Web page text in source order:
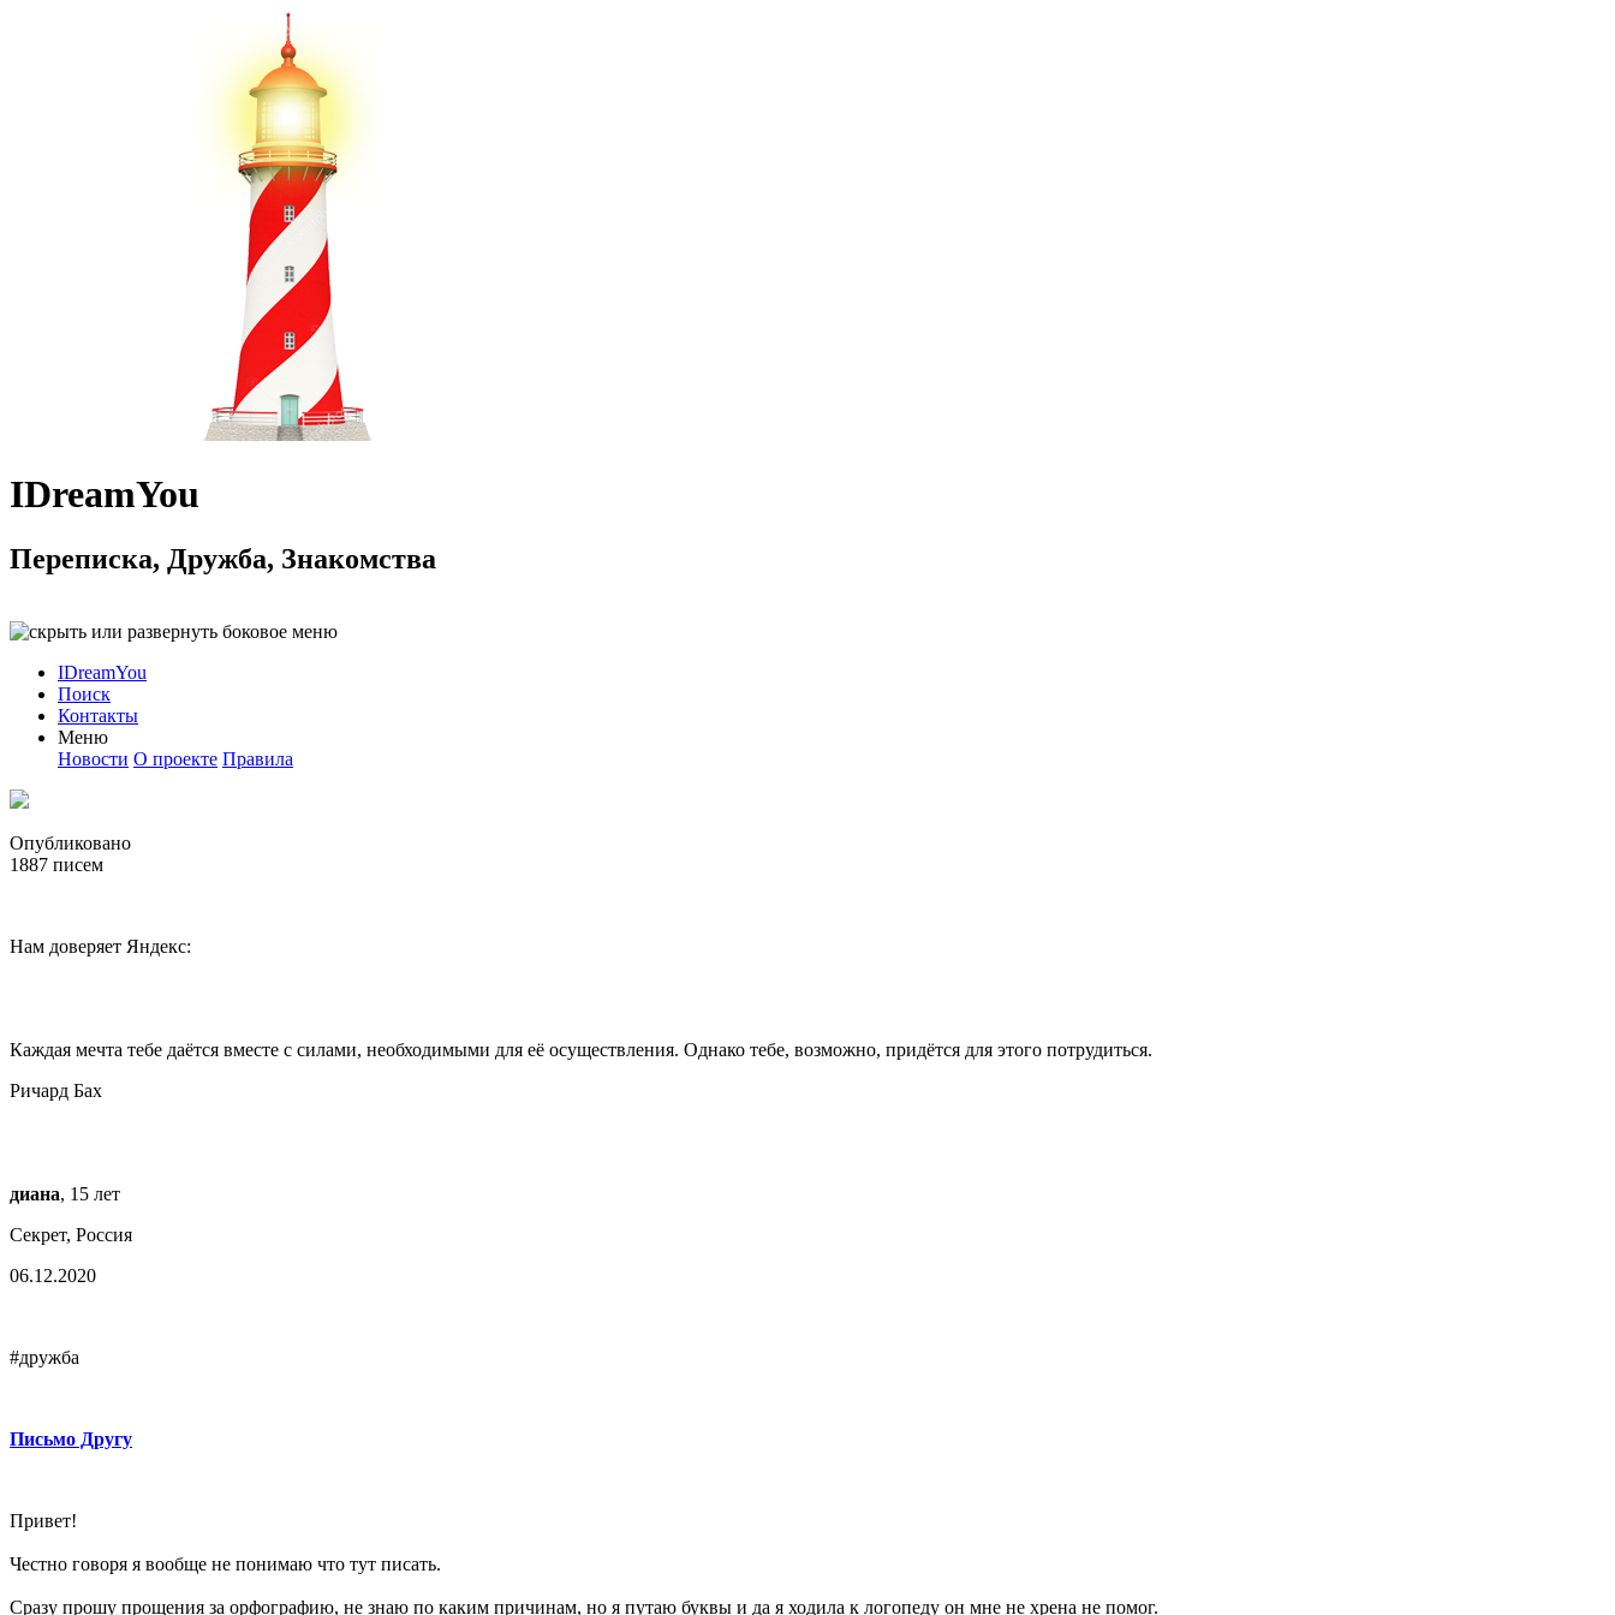
IDreamYou
Переписка, Дружба, Знакомства
IDreamYou
Поиск
Контакты
Меню
Новости О проекте Правила
Опубликовано
1887 писем
Нам доверяет Яндекс:
Каждая мечта тебе даётся вместе с силами, необходимыми для её осуществления. Однако тебе, возможно, придётся для этого потрудиться.
Ричард Бах
диана, 15 лет
Секрет, Россия
06.12.2020
#дружба
Письмо Другу
Привет!
Честно говоря я вообще не понимаю что тут писать.
Сразу прошу прощения за орфографию, не знаю по каким причинам, но я путаю буквы и да я ходила к логопеду он мне не хрена не помог.